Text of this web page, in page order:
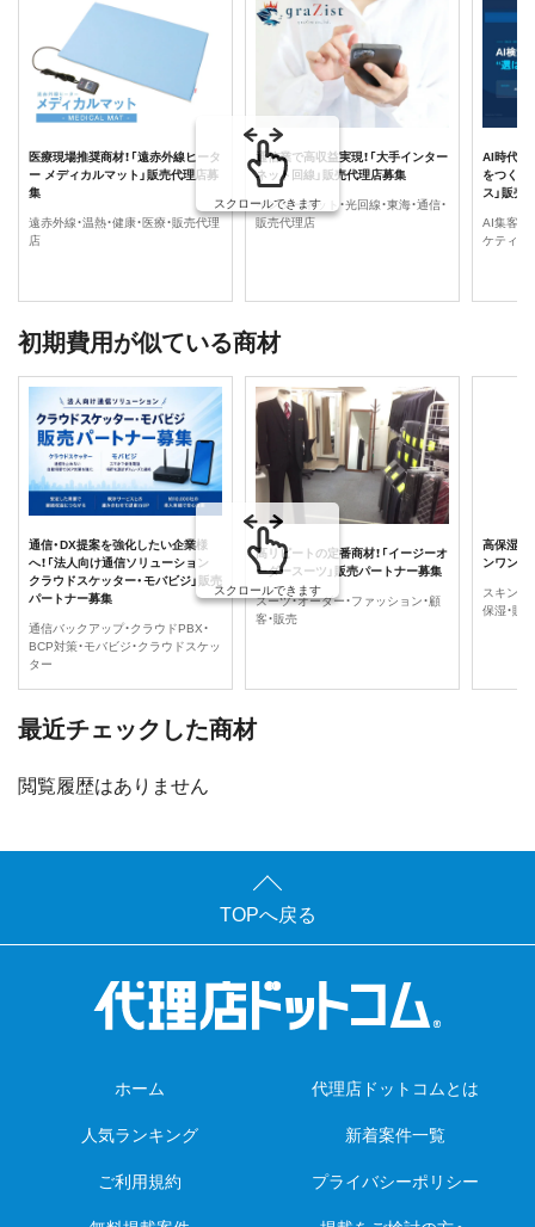
医療現場推奨商材！「遠赤外線ヒータ
ー メディカルマット」販売代理店募
集
遠赤外線・温熱・健康・医療・販売代理
店
通信業で高収益実現！「大手インター
ネット回線」販売代理店募集
インターネット・光回線・東海・通信・
販売代理店
AI時代の
をつくる
ス」販売
AI集客・
ケティン
スクロールできます
初期費用が似ている商材
通信・DX提案を強化したい企業様
へ！「法人向け通信ソリューション
クラウドスケッター・モバビジ」販売
パートナー募集
通信バックアップ・クラウドPBX・
BCP対策・モバビジ・クラウドスケッ
ター
高リピートの定番商材！「イージーオ
ーダースーツ」販売パートナー募集
スーツ・オーダー・ファッション・顧
客・販売
高保湿の
ンワンク
スキンク
保湿・販
スクロールできます
最近チェックした商材
閲覧履歴はありません
TOPへ戻る
ホーム 代理店ドットコムとは
人気ランキング 新着案件一覧
ご利用規約 プライバシーポリシー